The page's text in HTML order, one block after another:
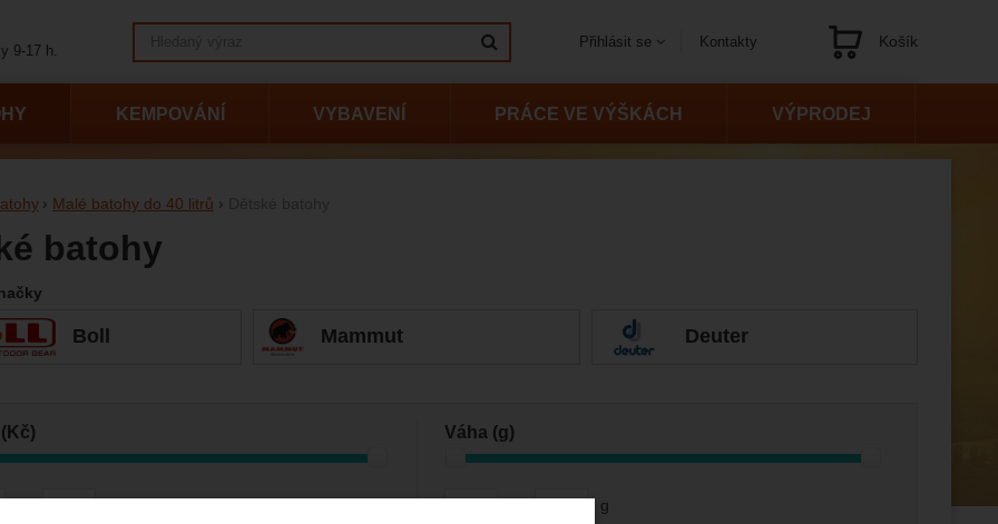
Malé batohy do 40 litrů
batohy
Boll Mammut Deuter
podle parametrů Váha (g)
g
KEMPOVÁNÍ VYBAVENÍ PRÁCE VE VÝŠKÁCH VÝPRODEJ
9-17 h.
Kontakty
Přihlásit se Košík